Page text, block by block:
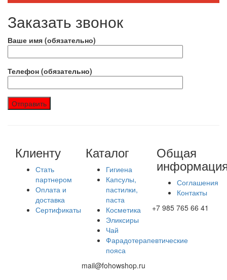
Заказать звонок
Ваше имя (обязательно)
Телефон (обязательно)
Клиенту
Стать
партнером
Оплата и
доставка
Сертификаты
Каталог
Гигиена
Капсулы,
пастилки,
паста
Косметика
Эликсиры
Чай
Фарадотерапевтические
пояса
Общая
Соглашения
Контакты
+7 985 765 66 41
mail@fohowshop.ru